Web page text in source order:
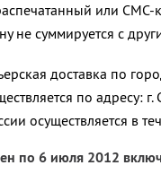
или СМС-
не суммируется с
доставка по
по адресу:
осуществляется в
по 6 июля 2012